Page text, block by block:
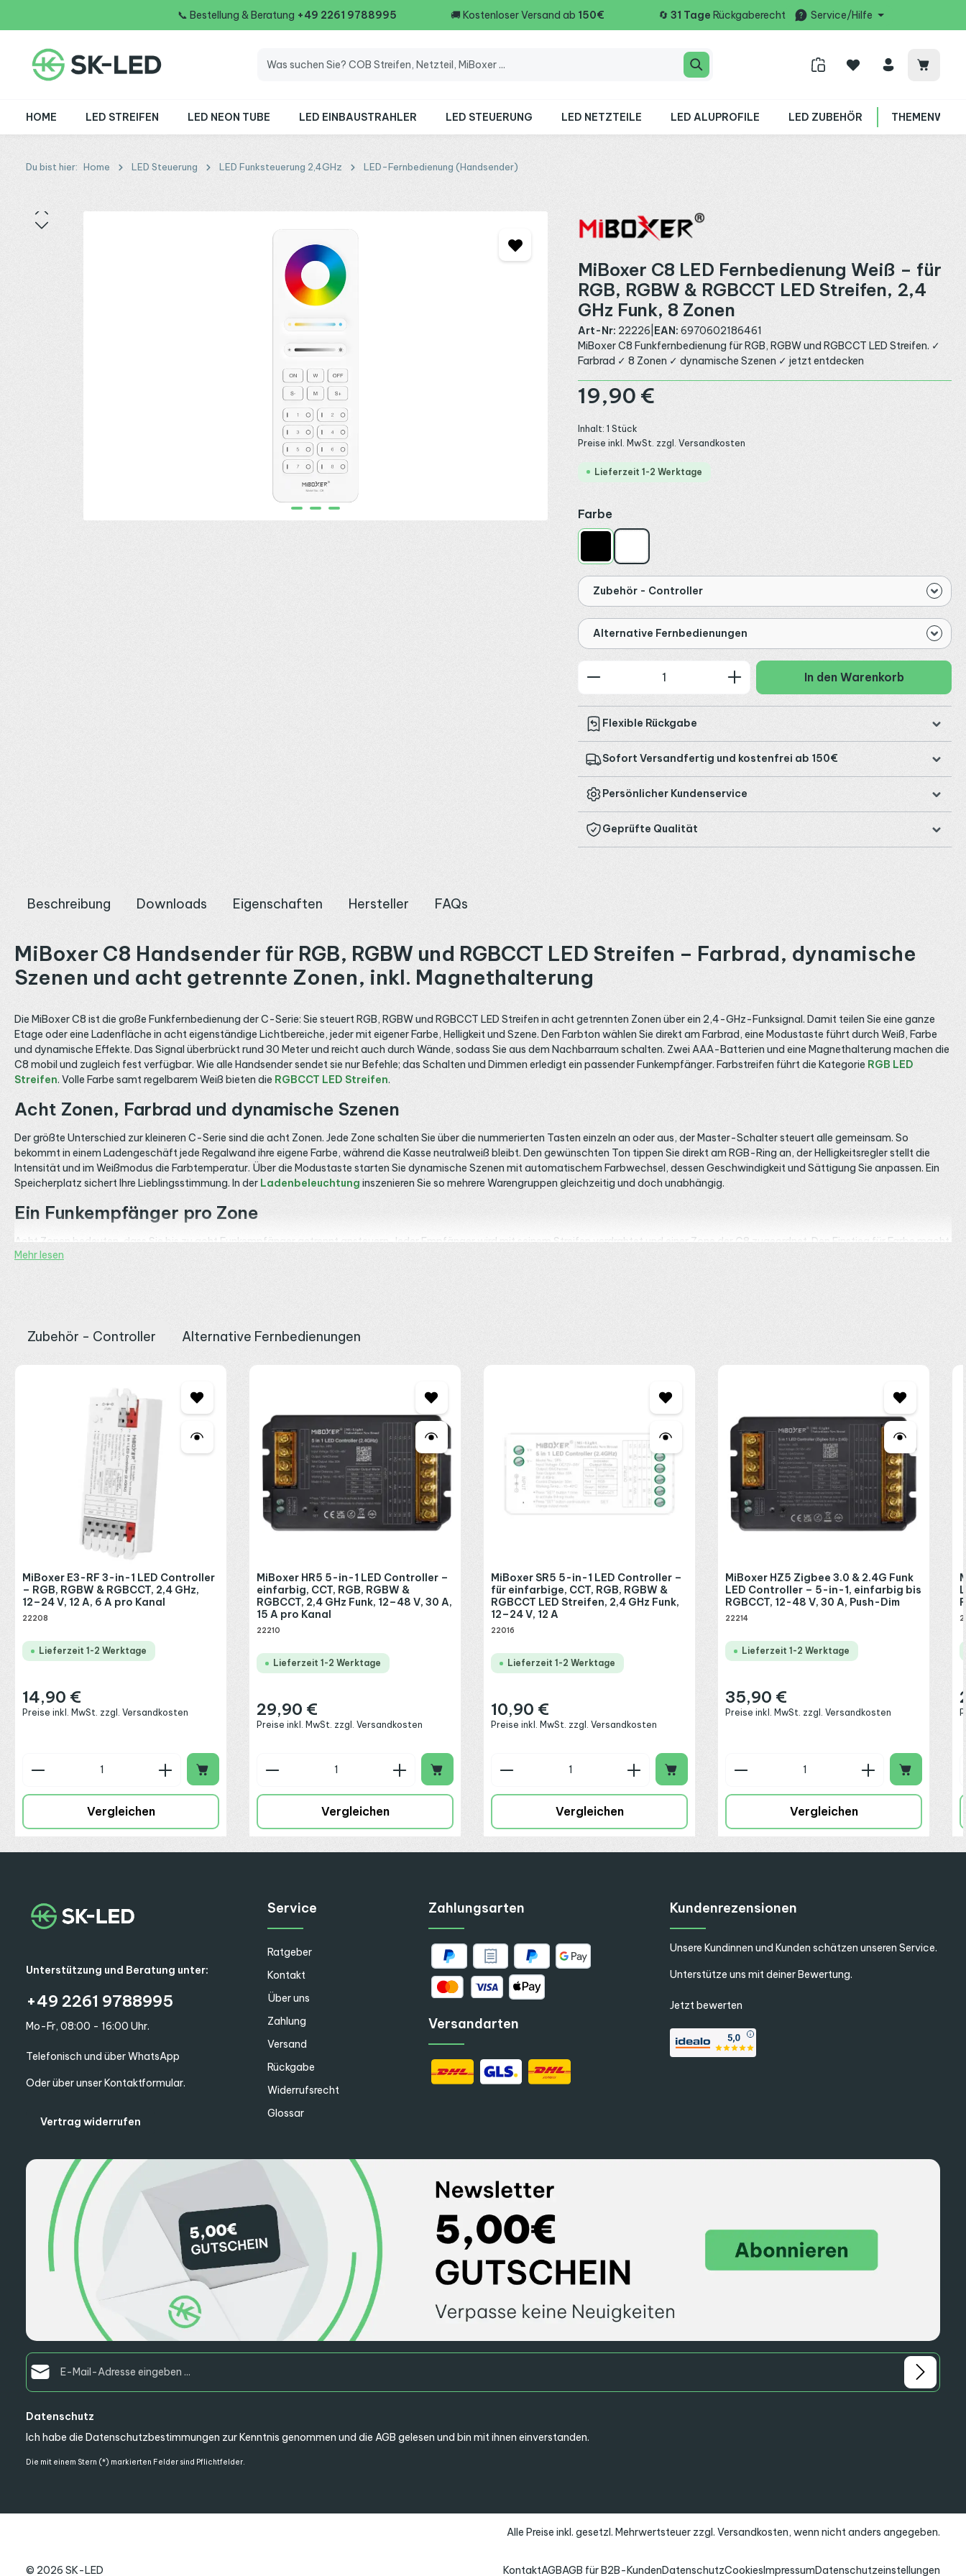
📞 Bestellung & Beratung +49 2261 9788995 🚚 Kostenloser Versand ab 150€ 🔄 31 Tage Rückgaberecht Service/Hilfe
HOME LED STREIFEN LED NEON TUBE LED EINBAUSTRAHLER LED STEUERUNG LED NETZTEILE LED ALUPROFILE LED ZUBEHÖR
Du bist hier: Home LED Steuerung LED Funksteuerung 2,4GHz LED-Fernbedienung (Handsender)
Bildergalerie überspringen
MiBoxer C8 LED Fernbedienung Weiß – für
RGB, RGBW & RGBCCT LED Streifen, 2,4
GHz Funk, 8 Zonen
Art-Nr: 22226 EAN: 6970602186461
MiBoxer C8 Funkfernbedienung für RGB, RGBW und RGBCCT LED Streifen. ✓
Farbrad ✓ 8 Zonen ✓ dynamische Szenen ✓ jetzt entdecken
Regulärer Preis:
19,90 €
Inhalt: 1 Stück
Preise inkl. MwSt. zzgl. Versandkosten
Lieferzeit 1-2 Werktage
Farbeauswählen
Zubehör - Controller
Alternative Fernbedienungen
Produkt Anzahl: Gib den gewünschten Wert
In den Warenkorb
Flexible Rückgabe
Sofort Versandfertig und kostenfrei ab 150€
Persönlicher Kundenservice
Geprüfte Qualität
Beschreibung Downloads Eigenschaften Hersteller FAQs
MiBoxer C8 Handsender für RGB, RGBW und RGBCCT LED Streifen – Farbrad, dynamische
Szenen und acht getrennte Zonen, inkl. Magnethalterung
Die MiBoxer C8 ist die große Funkfernbedienung der C-Serie: Sie steuert RGB, RGBW und RGBCCT LED Streifen in acht getrennten Zonen über ein 2,4-GHz-Funksignal. Damit teilen Sie eine ganze
Etage oder eine Ladenfläche in acht eigenständige Lichtbereiche, jeder mit eigener Farbe, Helligkeit und Szene. Den Farbton wählen Sie direkt am Farbrad, eine Modustaste führt durch Weiß, Farbe
und dynamische Effekte. Das Signal überbrückt rund 30 Meter und reicht auch durch Wände, sodass Sie aus dem Nachbarraum schalten. Zwei AAA-Batterien und eine Magnethalterung machen die
C8 mobil und zugleich fest verfügbar. Wie alle Handsender sendet sie nur Befehle; das Schalten und Dimmen erledigt ein passender Funkempfänger. Farbstreifen führt die Kategorie RGB LED
Streifen. Volle Farbe samt regelbarem Weiß bieten die RGBCCT LED Streifen.
Acht Zonen, Farbrad und dynamische Szenen
Der größte Unterschied zur kleineren C-Serie sind die acht Zonen. Jede Zone schalten Sie über die nummerierten Tasten einzeln an oder aus, der Master-Schalter steuert alle gemeinsam. So
bekommt in einem Ladengeschäft jede Regalwand ihre eigene Farbe, während die Kasse neutralweiß bleibt. Den gewünschten Ton tippen Sie direkt am RGB-Ring an, der Helligkeitsregler stellt die
Intensität und im Weißmodus die Farbtemperatur. Über die Modustaste starten Sie dynamische Szenen mit automatischem Farbwechsel, dessen Geschwindigkeit und Sättigung Sie anpassen. Ein
Speicherplatz sichert Ihre Lieblingsstimmung. In der Ladenbeleuchtung inszenieren Sie so mehrere Warengruppen gleichzeitig und doch unabhängig.
Ein Funkempfänger pro Zone
Acht Zonen bedeuten, dass Sie bis zu acht Funkempfänger getrennt ansteuern. Jeder Empfänger wird mit seinem Streifen verdrahtet und einer Zone der C8 zugeordnet. Den Einstieg für Farbe macht
derE3-RF Empfänger
Brauchen Sie weniger Bereiche, gibt es die Reihe kompakter: Die vierzonige
bleibt die C8 trockenen Innenräumen vorbehalten und arbeitet zwischen minus 10 und plus 40 Grad. Bei acht Zonen lohnt sich eine kurze Planung; melden Sie sich gern über
Mehr lesen
Zubehör - Controller Alternative Fernbedienungen
Produktgalerie überspringen
MiBoxer E3-RF 3-in-1 LED Controller
– RGB, RGBW & RGBCCT, 2,4 GHz,
12–24 V, 12 A, 6 A pro Kanal
22208
Lieferzeit 1-2 Werktage
Regulärer Preis:
14,90 €
Preise inkl. MwSt. zzgl. Versandkosten
Produkt Anzahl: Gib den gewünschten Wert ein oder benutze die Schaltflächen um die Anzahl zu erhöhen oder
Vergleichen
MiBoxer HR5 5-in-1 LED Controller –
einfarbig, CCT, RGB, RGBW &
RGBCCT, 2,4 GHz Funk, 12–48 V, 30 A,
15 A pro Kanal
22210
Lieferzeit 1-2 Werktage
Regulärer Preis:
29,90 €
Preise inkl. MwSt. zzgl. Versandkosten
Produkt Anzahl: Gib den gewünschten Wert ein oder benutze die Schaltflächen um
Vergleichen
MiBoxer SR5 5-in-1 LED Controller –
für einfarbige, CCT, RGB, RGBW &
RGBCCT LED Streifen, 2,4 GHz Funk,
12–24 V, 12 A
22016
Lieferzeit 1-2 Werktage
Regulärer Preis:
10,90 €
Preise inkl. MwSt. zzgl. Versandkosten
Produkt Anzahl: Gib den gewünschten Wert ein oder
Vergleichen
MiBoxer HZ5 Zigbee 3.0 & 2.4G Funk
LED Controller – 5-in-1, einfarbig bis
RGBCCT, 12-48 V, 30 A, Push-Dim
22214
Lieferzeit 1-2 Werktage
Regulärer Preis:
35,90 €
Preise inkl. MwSt. zzgl. Versandkosten
Produkt Anzahl: Gib den
Vergleichen
Unterstützung und Beratung unter:
+49 2261 9788995
Mo-Fr, 08:00 - 16:00 Uhr.
Telefonisch und über WhatsApp
Oder über unserKontaktformular.
Vertrag widerrufen
Service
Ratgeber
Kontakt
Über uns
Zahlung
Versand
Rückgabe
Widerrufsrecht
Glossar
Zahlungsarten
Versandarten
Kundenrezensionen
Unsere Kundinnen und Kunden schätzen unseren Service.
Unterstütze uns mit deiner Bewertung.
Jetzt bewerten
E-Mail-Adresse*
Datenschutz
Ich habe die Datenschutzbestimmungen zur Kenntnis genommen und die AGB gelesen und bin mit ihnen einverstanden.
Die mit einem Stern (*) markierten Felder sind Pflichtfelder.
Alle Preise inkl. gesetzl. Mehrwertsteuer zzgl. Versandkosten, wenn nicht anders angegeben.
© 2026 SK-LED KontaktAGBAGB für B2B-KundenDatenschutzCookiesImpressumDatenschutzeinstellungen